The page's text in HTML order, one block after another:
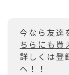
今なら友達
ちらにも貰
詳しくは登
へ！！